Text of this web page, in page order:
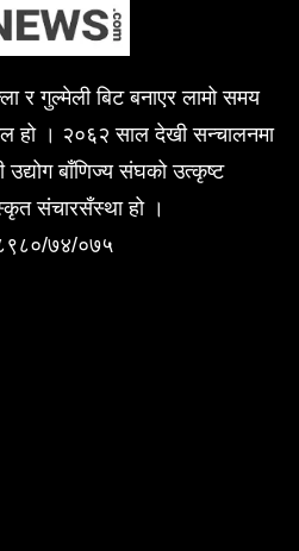
र गुल्मेली बिट बनाएर लामो समय
हो । २०६२ साल देखी सन्चालनमा
बाँणिज्य संघको उत्कृष्ट
संचारसँस्था हो ।
७४/०७५